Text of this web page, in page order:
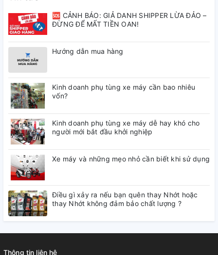
🆘 CẢNH BÁO: GIẢ DANH SHIPPER LỪA ĐẢO –
ĐỪNG ĐỂ MẤT TIỀN OAN!
Hướng dẫn mua hàng
Kinh doanh phụ tùng xe máy cần bao nhiêu
vốn?
Kinh doanh phụ tùng xe máy dễ hay khó cho
người mới bắt đầu khởi nghiệp
Xe máy và những mẹo nhỏ cần biết khi sử dụng
Điều gì xảy ra nếu bạn quên thay Nhớt hoặc
thay Nhớt không đảm bảo chất lượng ?
Thông tin liên hệ